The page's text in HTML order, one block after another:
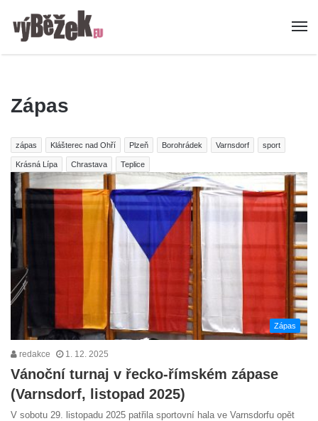
Zápas
zápas Klášterec nad Ohří Plzeň Borohrádek Varnsdorf sport
Krásná Lípa Chrastava Teplice
Zápas
redakce 1. 12. 2025
Vánoční turnaj v řecko-římském zápase
(Varnsdorf, listopad 2025)
V sobotu 29. listopadu 2025 patřila sportovní hala ve Varnsdorfu opět